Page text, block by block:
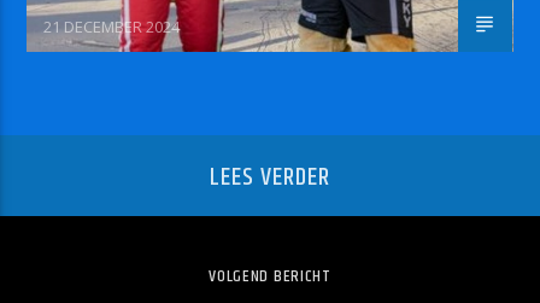
21 DECEMBER 2024
LEES VERDER
VOLGEND BERICHT